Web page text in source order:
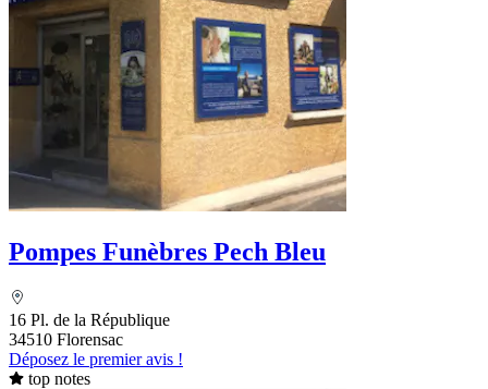
Pompes Funèbres Pech Bleu
16 Pl. de la République
34510 Florensac
Déposez le premier avis !
top notes